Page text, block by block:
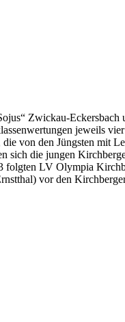
Zwickau-
jeweils
von den Jüngsten mit
sich die jungen
LV Olympia
vor den